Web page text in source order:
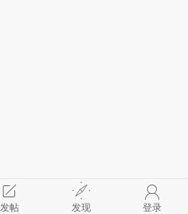
发帖 发现 登录